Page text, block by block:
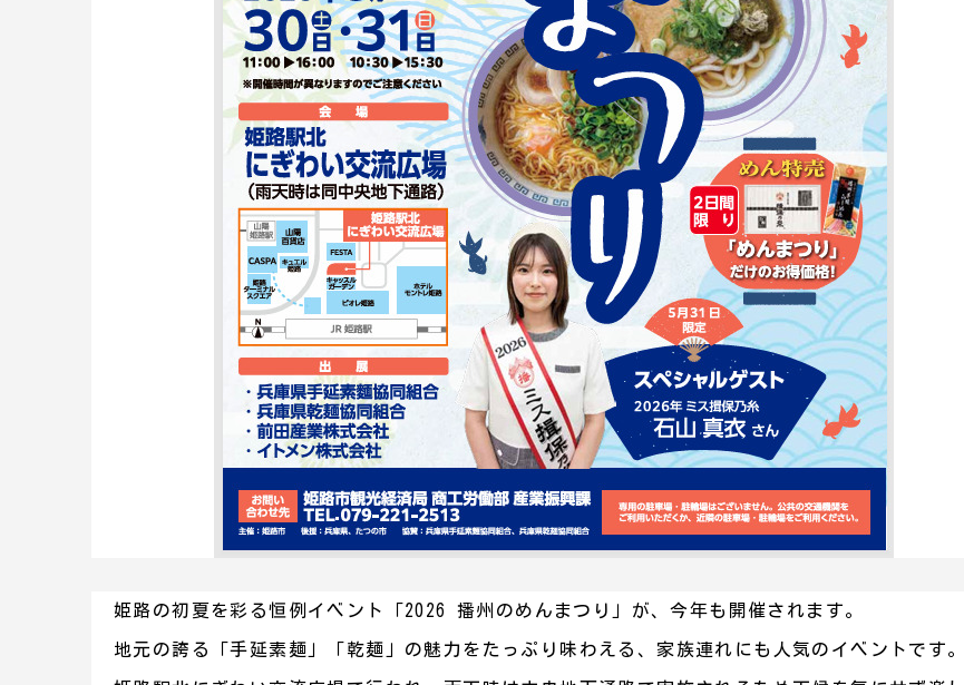
姫路の初夏を彩る恒例イベント「2026 播州のめんまつり」が、今年も開催されます。
地元の誇る「手延素麺」「乾麺」の魅力をたっぷり味わえる、家族連れにも人気のイベントです。